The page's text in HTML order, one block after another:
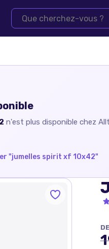
n'est plus disponible chez
"jumelles spirit xf 10x42"